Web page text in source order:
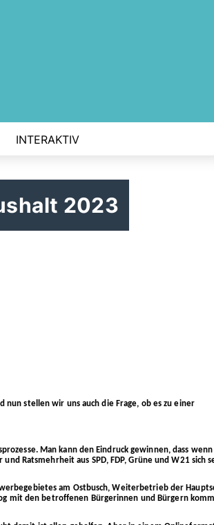
INTERAKTIV
2023
stellen wir uns auch die Frage, ob es zu einer
Man kann den Eindruck gewinnen, dass
Ratsmehrheit aus SPD, FDP, Grüne und W21 sich
am Ostbusch, Weiterbetrieb der
mit den betroffenen Bürgerinnen und Bürgern